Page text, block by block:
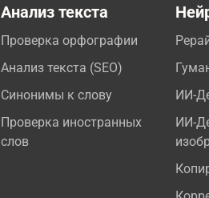
Анализ текста
Проверка орфографии
Анализ текста (SEO)
Синонимы к слову
Проверка иностранных
слов
ИИ-
ИИ-